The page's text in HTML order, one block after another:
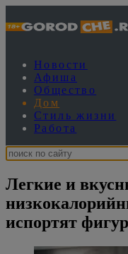
Новости
Афиша
Общество
Дом
Стиль жизни
Работа
Легкие и
испортят